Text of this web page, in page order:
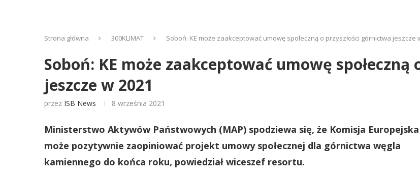
Strona główna 300KLIMAT Soboń: KE może zaakceptować umowę społeczną o przyszłości górnictwa jeszcze
Soboń: KE może zaakceptować umowę społeczną
jeszcze w 2021
przez ISB News 8 września 2021
Ministerstwo Aktywów Państwowych (MAP) spodziewa się, że Komisja Europejska
może pozytywnie zaopiniować projekt umowy społecznej dla górnictwa węgla
kamiennego do końca roku, powiedział wiceszef resortu.